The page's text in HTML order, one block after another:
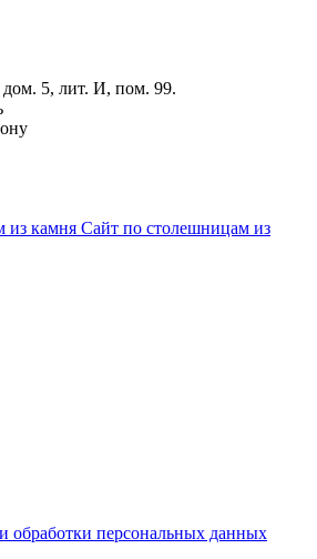
5, лит. И, пом. 99.
из камня Сайт по столешницам из
обработки персональных данных